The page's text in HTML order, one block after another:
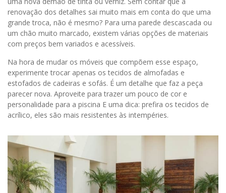
renovação dos detalhes sai muito mais em conta do que uma
grande troca, não é mesmo? Para uma parede descascada ou
um chão muito marcado, existem várias opções de materiais
com preços bem variados e acessíveis.
Na hora de mudar os móveis que compõem esse espaço,
experimente trocar apenas os tecidos de almofadas e
estofados de cadeiras e sofás. É um detalhe que faz a peça
parecer nova. Aproveite para trazer um pouco de cor e
personalidade para a piscina E uma dica: prefira os tecidos de
acrílico, eles são mais resistentes às intempéries.